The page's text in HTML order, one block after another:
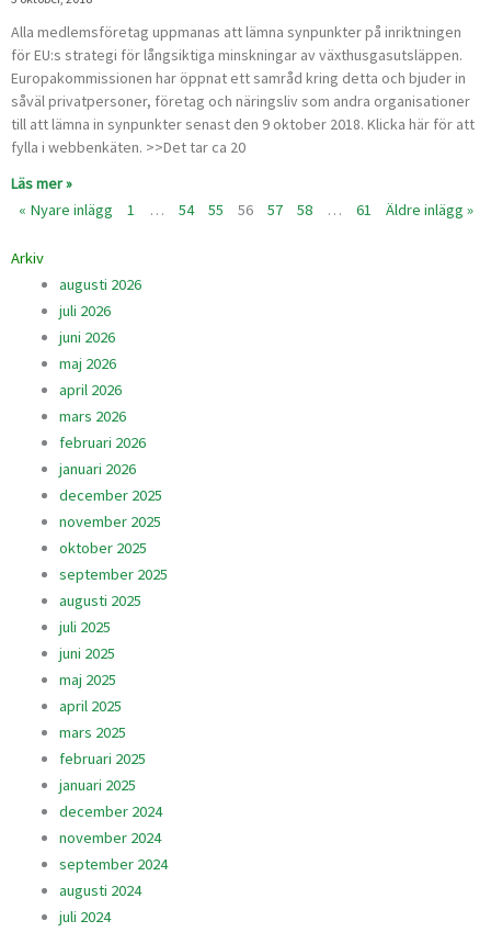
Alla medlemsföretag uppmanas att lämna synpunkter på inriktningen
för EU:s strategi för långsiktiga minskningar av växthusgasutsläppen.
Europakommissionen har öppnat ett samråd kring detta och bjuder in
såväl privatpersoner, företag och näringsliv som andra organisationer
till att lämna in synpunkter senast den 9 oktober 2018. Klicka här för att
fylla i webbenkäten. >>Det tar ca 20
Läs mer »
« Nyare inlägg
1 … 54 55 56 57 58 … 61 Äldre inlägg »
Arkiv
augusti 2026
juli 2026
juni 2026
maj 2026
april 2026
mars 2026
februari 2026
januari 2026
december 2025
november 2025
oktober 2025
september 2025
augusti 2025
juli 2025
juni 2025
maj 2025
april 2025
mars 2025
februari 2025
januari 2025
december 2024
november 2024
september 2024
augusti 2024
juli 2024